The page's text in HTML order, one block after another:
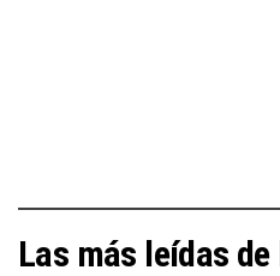
Las más leídas